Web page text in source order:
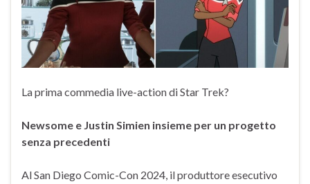
La prima commedia live-action di Star Trek?
Newsome e Justin Simien insieme per un progetto
senza precedenti
Al San Diego Comic-Con 2024, il produttore esecutivo